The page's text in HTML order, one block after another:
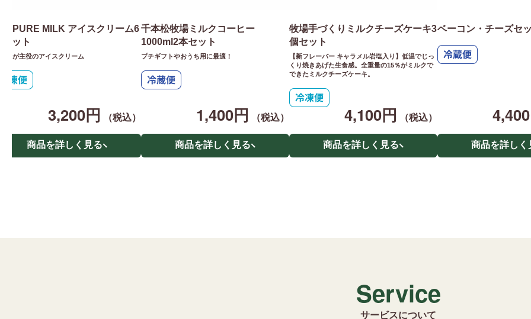
PURE MILK アイスクリーム6
セット
クが主役のアイスクリーム
3,200円 （税込）
商品を詳しく見る
千本松牧場ミルクコーヒー
1000ml2本セット
プチギフトやおうち用に最適！
1,400円 （税込）
商品を詳しく見る
牧場手づくりミルクチーズケーキ3
個セット
【新フレーバー キャラメル岩塩入り】低温でじっ
くり焼きあげた生食感。全重量の15％がミルクで
できたミルクチーズケーキ。
4,100円 （税込）
商品を詳しく見る
ベーコン・チーズセ
商品を詳しく
Service
サービスについて